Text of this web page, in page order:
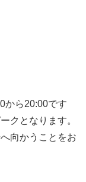
から20:00です
クとなります。
向かうことをお